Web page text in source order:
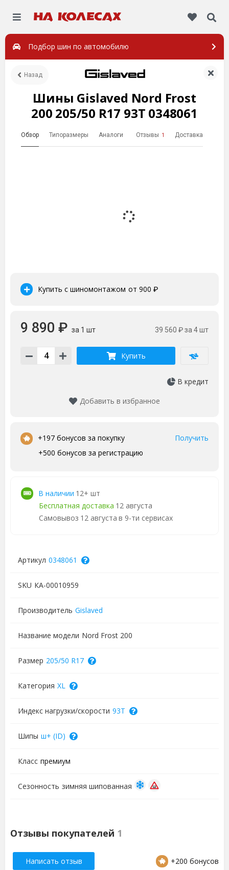
Подбор шин по автомобилю
Назад
Шины Gislaved Nord Frost
200 205/50 R17 93T 0348061
Обзор Типоразмеры Аналоги Отзывы 1 Доставка
Купить с шиномонтажом от 900 ₽
9 890 ₽ за 1 шт 39 560 ₽за 4 шт
Купить
В кредит
Добавить в избранное
• +197 бонусов за покупку
Получить
+500 бонусов за регистрацию
В наличии 12+ шт
Бесплатная доставка 12 августа
Самовывоз 12 августа в 9-ти сервисах
Артикул 0348061
SKU КА-00010959
Производитель Gislaved
Название модели Nord Frost 200
Размер 205/50 R17
Категория XL
Индекс нагрузки/скорости 93T
Шипы ш+ (ID)
Класс премиум
Сезонность зимняя шипованная
Отзывы покупателей 1
Написать отзыв +200 бонусов